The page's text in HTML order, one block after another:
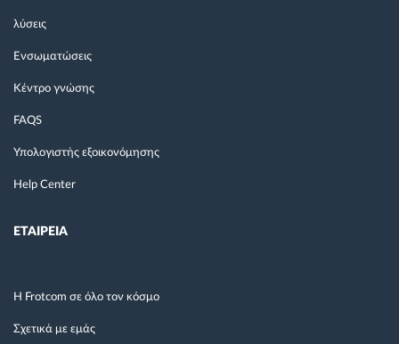
λύσεις
Ενσωματώσεις
Κέντρο γνώσης
FAQS
Υπολογιστής εξοικονόμησης
Help Center
ΕΤΑΙΡΕΙΑ
Η Frotcom σε όλο τον κόσμο
Σχετικά με εμάς